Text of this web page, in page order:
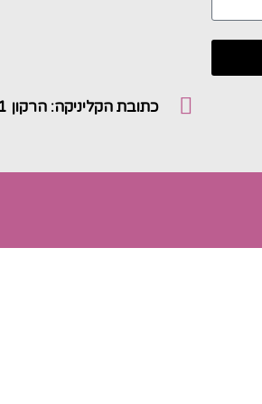
כתובת הקליניקה: הרקון 41 הוד השרון (יש חניה במקום)